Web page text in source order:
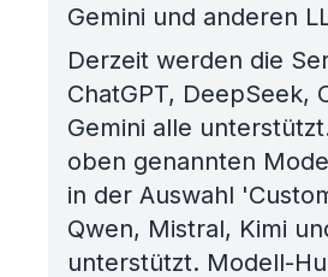
Gemini und anderen
Derzeit werden die
ChatGPT, DeepSeek,
Gemini alle
oben genannten
in der Auswahl
Qwen, Mistral, Kimi
unterstützt. Modell-